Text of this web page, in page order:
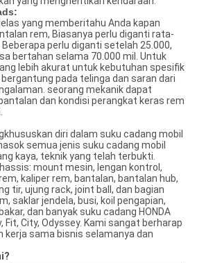
yang memberitahu Anda kapan
rem, Biasanya perlu diganti rata-
perlu diganti setelah 25.000,
bertahan selama 70.000 mil. Untuk
lebih akurat untuk kebutuhan spesifik
pada telinga dan saran dari
seorang mekanik dapat
dan kondisi perangkat keras rem
diri dalam suku cadang mobil
semua jenis suku cadang mobil
kaya, teknik yang telah terbukti.
mount mesin, lengan kontrol,
kaliper rem, bantalan, bantalan hub,
tir, ujung rack, joint ball, dan bagian
saklar jendela, busi, koil pengapian,
dan banyak suku cadang HONDA
Fit, City, Odyssey. Kami sangat berharap
kerja sama bisnis selamanya dan